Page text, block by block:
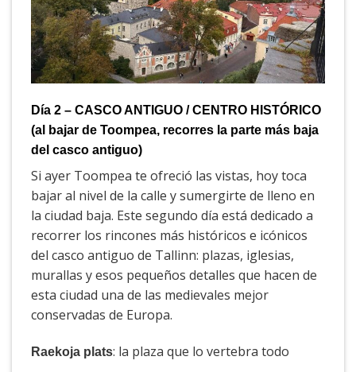
Día 2 – CASCO ANTIGUO / CENTRO HISTÓRICO
(al bajar de Toompea, recorres la parte más baja
del casco antiguo)
Si ayer Toompea te ofreció las vistas, hoy toca
bajar al nivel de la calle y sumergirte de lleno en
la ciudad baja. Este segundo día está dedicado a
recorrer los rincones más históricos e icónicos
del casco antiguo de Tallinn: plazas, iglesias,
murallas y esos pequeños detalles que hacen de
esta ciudad una de las medievales mejor
conservadas de Europa.
Raekoja plats: la plaza que lo vertebra todo